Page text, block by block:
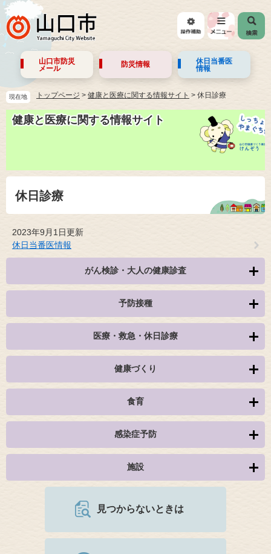
山口市防災
メール
防災情報
休日当番医
情報
現在地 トップページ > 健康と医療に関する情報サイト > 休日診療
健康と医療に関する情報サイト
休日診療
2023年9月1日更新
休日当番医情報
がん検診・大人の健康診査
予防接種
医療・救急・休日診療
健康づくり
食育
感染症予防
施設
見つからないときは